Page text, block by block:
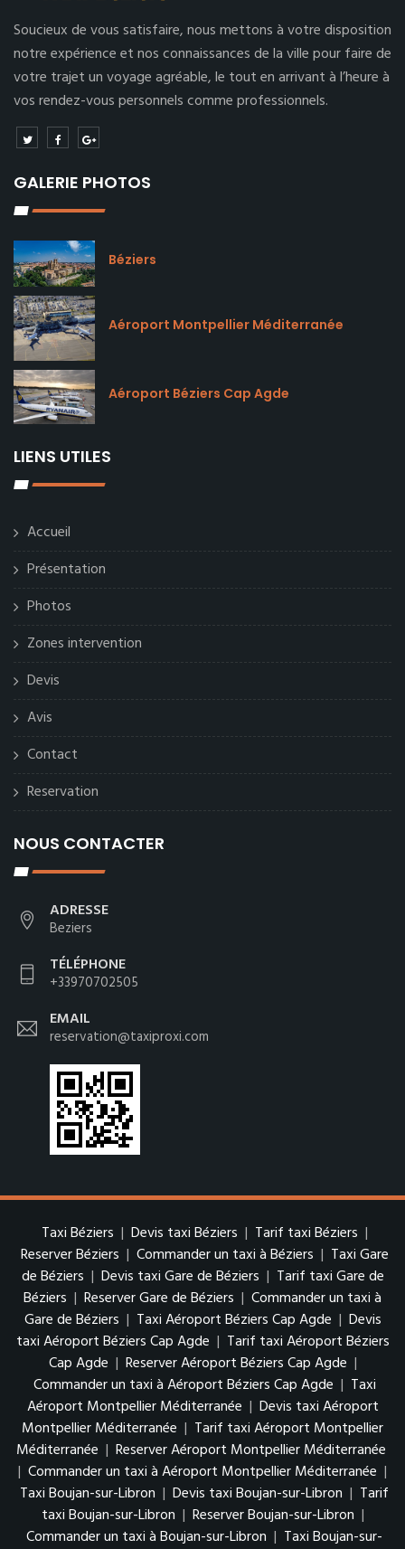
Soucieux de vous satisfaire, nous mettons à votre disposition
notre expérience et nos connaissances de la ville pour faire de
votre trajet un voyage agréable, le tout en arrivant à l’heure à
vos rendez-vous personnels comme professionnels.
GALERIE PHOTOS
Béziers
Aéroport Montpellier Méditerranée
Aéroport Béziers Cap Agde
LIENS UTILES
Accueil
Présentation
Photos
Zones intervention
Devis
Avis
Contact
Reservation
NOUS CONTACTER
ADRESSE
Beziers
TÉLÉPHONE
+33970702505
EMAIL
reservation@taxiproxi.com
Taxi Béziers | Devis taxi Béziers | Tarif taxi Béziers |
Reserver Béziers | Commander un taxi à Béziers | Taxi Gare
de Béziers | Devis taxi Gare de Béziers | Tarif taxi Gare de
Béziers | Reserver Gare de Béziers | Commander un taxi à
Gare de Béziers | Taxi Aéroport Béziers Cap Agde | Devis
taxi Aéroport Béziers Cap Agde | Tarif taxi Aéroport Béziers
Cap Agde | Reserver Aéroport Béziers Cap Agde |
Commander un taxi à Aéroport Béziers Cap Agde | Taxi
Aéroport Montpellier Méditerranée | Devis taxi Aéroport
Montpellier Méditerranée | Tarif taxi Aéroport Montpellier
Méditerranée | Reserver Aéroport Montpellier Méditerranée
| Commander un taxi à Aéroport Montpellier Méditerranée |
Taxi Boujan-sur-Libron | Devis taxi Boujan-sur-Libron | Tarif
taxi Boujan-sur-Libron | Reserver Boujan-sur-Libron |
Commander un taxi à Boujan-sur-Libron | Taxi Boujan-sur-